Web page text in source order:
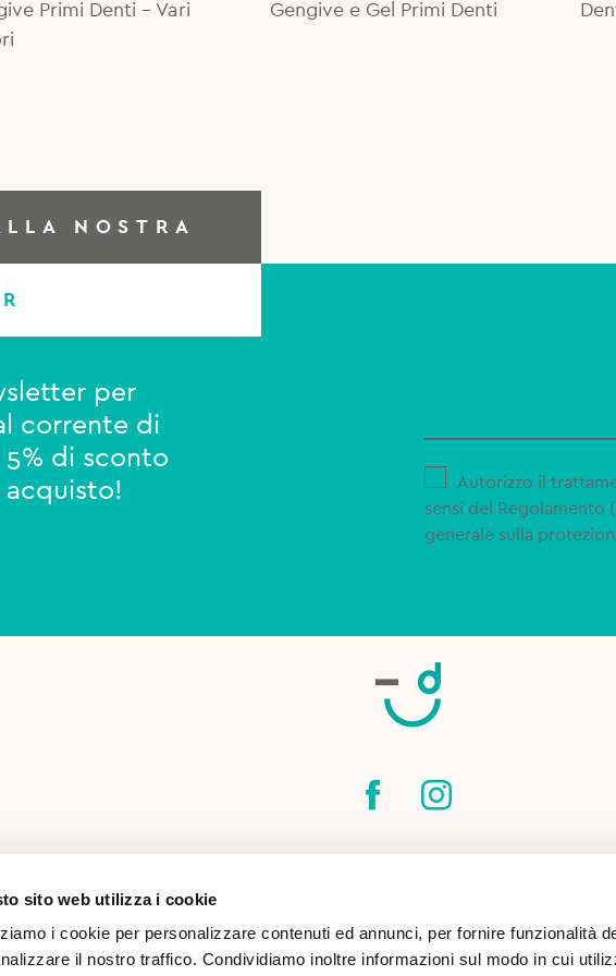
sito web utilizza i cookie
i cookie per personalizzare contenuti ed annunci, per fornire funzionalità
il nostro traffico. Condividiamo inoltre informazioni sul modo in cui
Primi Denti - Vari
Gengive e Gel Primi Denti
NOSTRA
per
corrente di
di sconto
Autorizzo il
sensi del Regolamento
generale sulla